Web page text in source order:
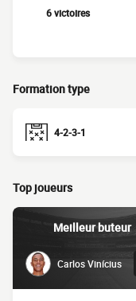
6 victoires
Formation type
4-2-3-1
Top joueurs
Meilleur buteur
Carlos Vinícius